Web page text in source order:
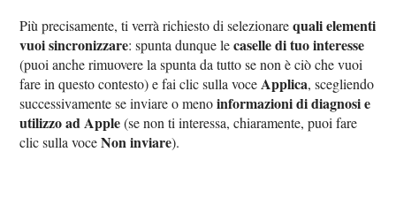
Più precisamente, ti verrà richiesto di selezionarequali elementi
vuoi sincronizzare: spunta dunque lecaselle di tuo interesse
(puoi anche rimuovere la spunta da tutto se non è ciò che vuoi
fare in questo contesto) e fai clic sulla voceApplica, scegliendo
successivamente se inviare o menoinformazioni di diagnosi e
utilizzo ad Apple(se non ti interessa, chiaramente, puoi fare
clic sulla voceNon inviare).